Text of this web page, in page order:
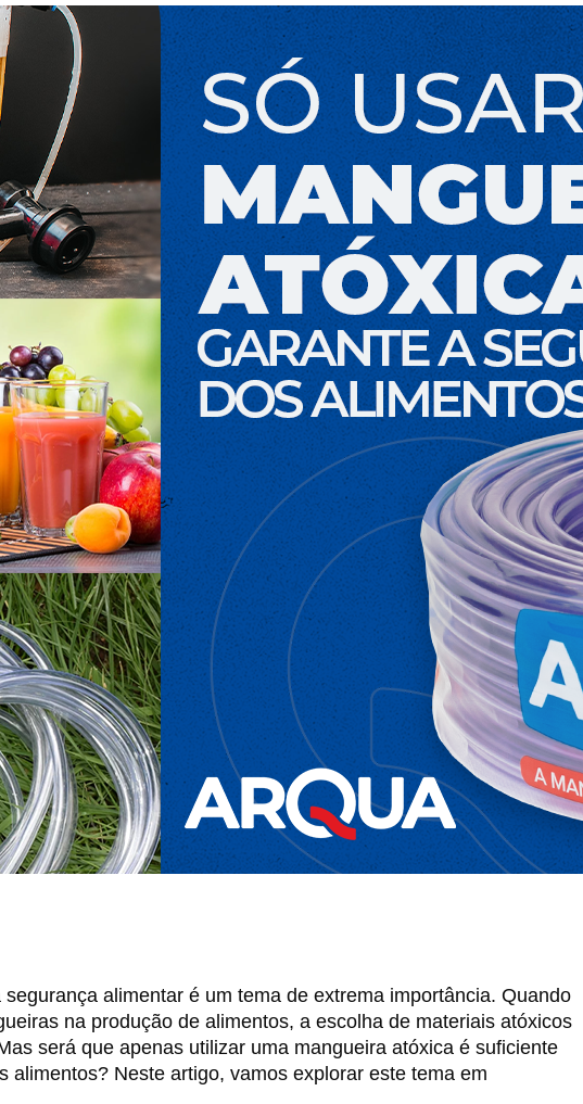
alimentar é um tema de extrema importância. Quando
na produção de alimentos, a escolha de materiais atóxicos
será que apenas utilizar uma mangueira atóxica é suficiente
alimentos? Neste artigo, vamos explorar este tema em